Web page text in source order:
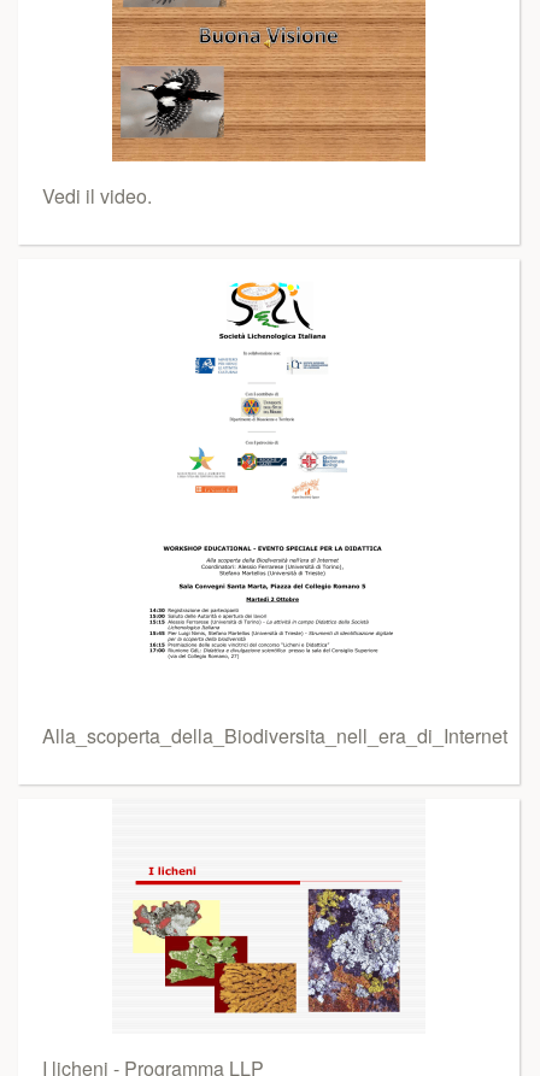
Vedi il video.
Alla_scoperta_della_Biodiversita_nell_era_di_Internet
I licheni - Programma LLP